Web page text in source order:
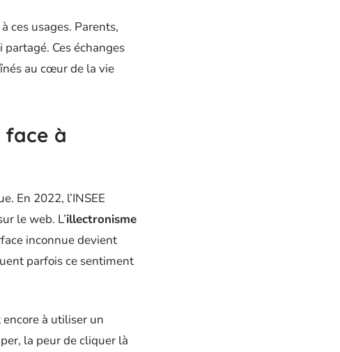
ces usages. Parents,
Ces échanges
au cœur de la vie
face à
En 2022, l’INSEE
le web. L’illectronisme
inconnue devient
parfois ce sentiment
à utiliser un
la peur de cliquer là